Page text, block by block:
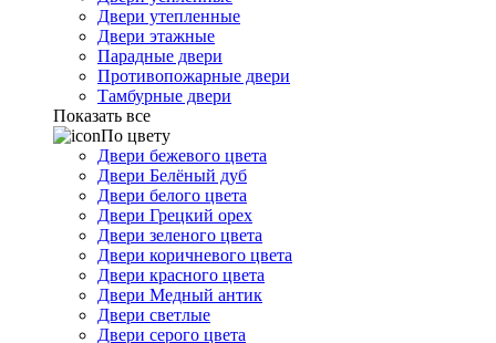
Двери утепленные
Двери этажные
Парадные двери
Противопожарные двери
Тамбурные двери
Показать все
По цвету
Двери бежевого цвета
Двери Белёный дуб
Двери белого цвета
Двери Грецкий орех
Двери зеленого цвета
Двери коричневого цвета
Двери красного цвета
Двери Медный антик
Двери светлые
Двери серого цвета